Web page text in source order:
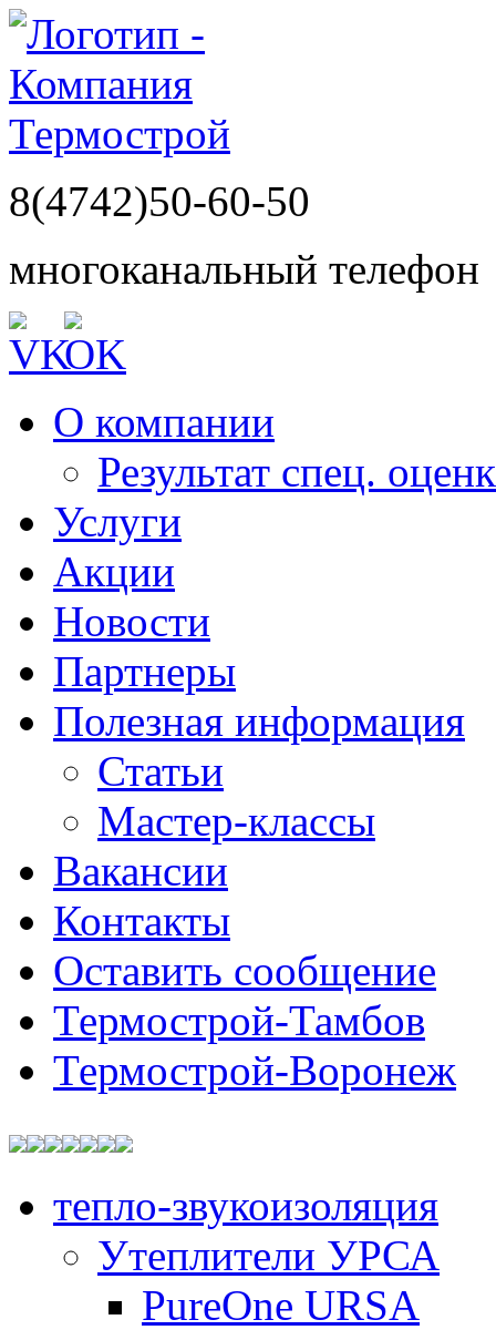
8(4742)50-60-50
многоканальный телефон
О компании
Результат спец.
Услуги
Акции
Новости
Партнеры
Полезная информация
Статьи
Мастер-классы
Вакансии
Контакты
Оставить сообщение
Термострой-Тамбов
Термострой-Воронеж
тепло-звукоизоляция
Утеплители УРСА
PureOne URSA